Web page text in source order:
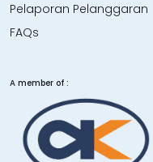
Pelaporan Pelanggaran
FAQs
A member of :